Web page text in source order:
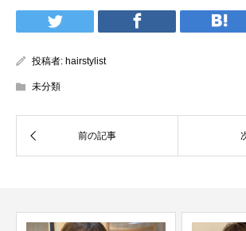
投稿者: hairstylist
未分類